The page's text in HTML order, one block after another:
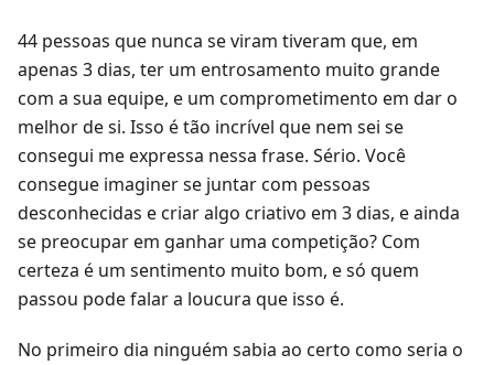
44 pessoas que nunca se viram tiveram que, em
apenas 3 dias, ter um entrosamento muito grande
com a sua equipe, e um comprometimento em dar o
melhor de si. Isso é tão incrível que nem sei se
consegui me expressa nessa frase. Sério. Você
consegue imaginer se juntar com pessoas
desconhecidas e criar algo criativo em 3 dias, e ainda
se preocupar em ganhar uma competição? Com
certeza é um sentimento muito bom, e só quem
passou pode falar a loucura que isso é.
No primeiro dia ninguém sabia ao certo como seria o